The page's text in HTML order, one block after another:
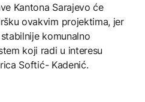
Kantona Sarajevo će
ovakvim projektima, jer
komunalno
koji radi u interesu
Softić- Kadenić.